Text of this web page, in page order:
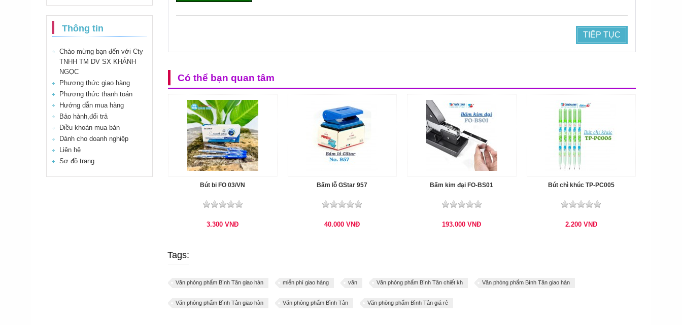
Thông tin
Chào mừng bạn đến với Cty
TNHH TM DV SX KHÁNH
NGỌC
Phương thức giao hàng
Phương thức thanh toán
Hướng dẫn mua hàng
Bảo hành,đổi trả
Điều khoản mua bán
Dành cho doanh nghiệp
Liên hệ
Sơ đồ trang
TIẾP TỤC
Có thể bạn quan tâm
Bút bi FO 03/VN
3.300VNĐ
Bấm lỗ GStar 957
40.000VNĐ
Bấm kim đại FO-BS01
193.000VNĐ
Bút chì khúc TP-PC005
2.200 VNĐ
Tags:
Văn phòng phẩm Bình Tân giao hàn miễn phí giao hàng văn Văn phòng phẩm Bình Tân chiết kh Văn phòng phẩm Bình Tân giao hàn
Văn phòng phẩm Bình Tân giao hàn Văn phòng phẩm Bình Tân Văn phòng phẩm Bình Tân giá rẻ